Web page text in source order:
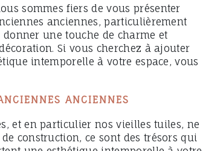
sommes fiers de vous présenter
anciennes, particulièrement
une touche de charme et
Si vous cherchez à ajouter
intemporelle à votre espace, vous
ANCIENNES
et en particulier nos vieilles tuiles, ne
construction, ce sont des trésors qui